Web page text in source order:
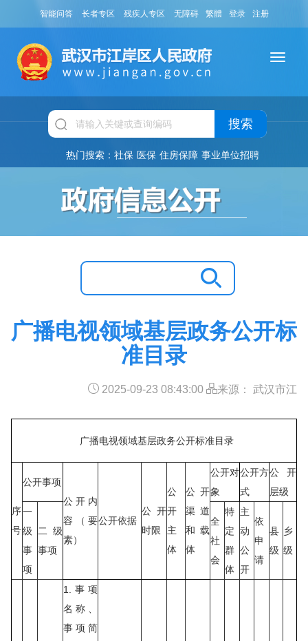
智能问答 长者专区 残疾人专区 无障碍 繁體 登录 注册
搜索
热门搜索： 社保 医保 住房保障 事业单位招聘
广播电视领域基层政务公开标
准目录
2025-09-23 08:43:00 来源： 武汉市江
广播电视领域基层政务公开标准目录
序
号
公开事项
公开内
容（要
素）
公开依据
公开
时限
公
开
主
体
公开
渠道
和载
体
公开对
象
公开方
式
公开
层级
一
级
事
项
二级
事项
全
社
会
特
定
群
体
主
动
公
开
依
申
请
县
级
乡
级
1.事项
名称、
事项简